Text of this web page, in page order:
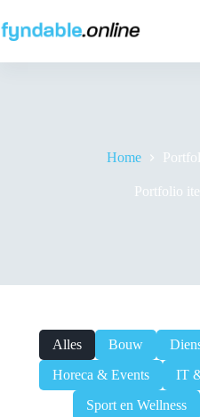
naar
de
Home
Portfolio
Alles Bouw
Horeca & Events
IT
Sport en Wellness